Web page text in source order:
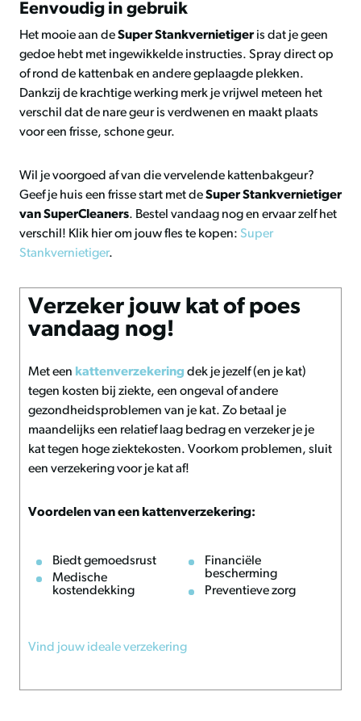
Eenvoudig in gebruik
Het mooie aan deSuper Stankvernietigeris dat je geen
gedoe hebt met ingewikkelde instructies. Spray direct op
of rond de kattenbak en andere geplaagde plekken.
Dankzij de krachtige werking merk je vrijwel meteen het
verschil dat de nare geur is verdwenen en maakt plaats
voor een frisse, schone geur.
Wil je voorgoed af van die vervelende kattenbakgeur?
Geef je huis een frisse start met deSuper Stankvernietiger
van SuperCleaners. Bestel vandaag nog en ervaar zelf het
verschil! Klik hier om jouw fles te kopen: Super
Stankvernietiger.
Verzeker jouw kat of poes
vandaag nog!
Met een kattenverzekering dek je jezelf (en je kat)
tegen kosten bij ziekte, een ongeval of andere
gezondheidsproblemen van je kat. Zo betaal je
maandelijks een relatief laag bedrag en verzeker je je
kat tegen hoge ziektekosten. Voorkom problemen, sluit
een verzekering voor je kat af!
Voordelen van een kattenverzekering:
Biedt gemoedsrust
Medische
kostendekking
Financiële
bescherming
Preventieve zorg
Vind jouw ideale verzekering